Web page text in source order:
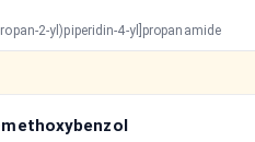
2-yl)piperidin-4-yl]propanamide